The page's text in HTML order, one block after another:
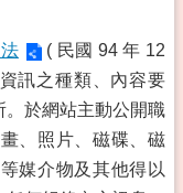
( 民國 94 年 12
訊之種類、內容要
。於網站主動公開職
、照片、磁碟、磁
媒介物及其他得以